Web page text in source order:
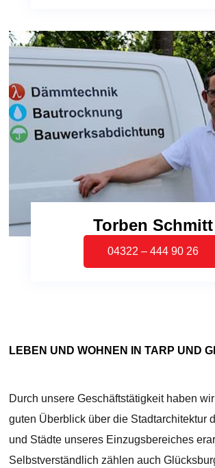
Torben Schmitt
04322 – 444 90 26
LEBEN UND WOHNEN IN TARP UND
Durch unsere Geschäftstätigkeit haben
guten Überblick über die Stadtarchitektur
und Städte unseres Einzugsbereiches
Selbstverständlich zählen auch